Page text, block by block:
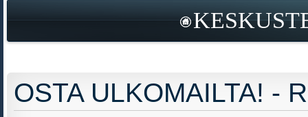
OSTA ULKOMAILTA! -